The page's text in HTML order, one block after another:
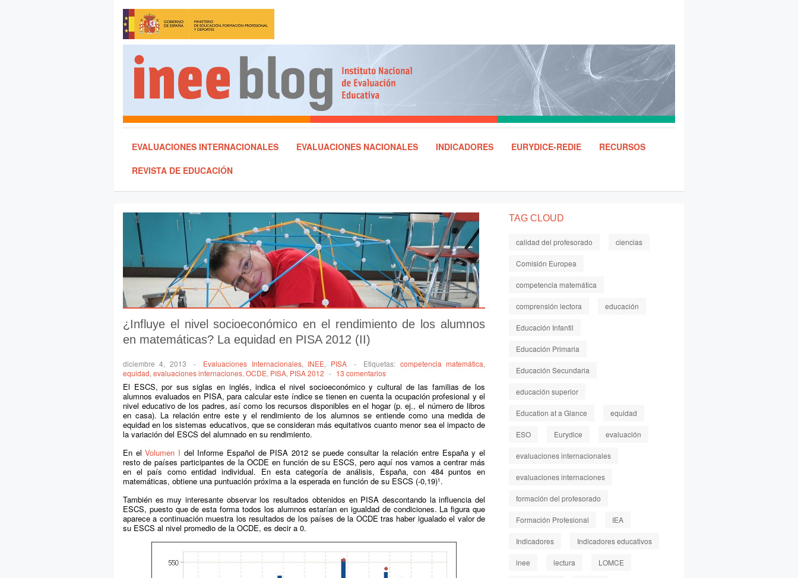
EVALUACIONES INTERNACIONALES EVALUACIONES NACIONALES INDICADORES EURYDICE-REDIE
RECURSOS
REVISTA DE EDUCACIÓN
¿Influye el nivel socioeconómico en el rendimiento de los alumnos
en matemáticas? La equidad en PISA 2012 (II)
diciembre 4, 2013 - Evaluaciones Internacionales, INEE, PISA - Etiquetas: competencia matemática,
equidad, evaluaciones internaciones, OCDE, PISA, PISA 2012 - 13 comentarios
El ESCS, por sus siglas en inglés, indica el nivel socioeconómico y cultural de las familias de los
alumnos evaluados en PISA, para calcular este índice se tienen en cuenta la ocupación profesional y el
nivel educativo de los padres, así como los recursos disponibles en el hogar (p. ej., el número de libros
en casa). La relación entre este y el rendimiento de los alumnos se entiende como una medida de
equidad en los sistemas educativos, que se consideran más equitativos cuanto menor sea el impacto de
la variación del ESCS del alumnado en su rendimiento.
En elVolumen I del Informe Español de PISA 2012 se puede consultar la relación entre España y el
resto de países participantes de la OCDE en función de su ESCS, pero aquí nos vamos a centrar más
en el país como entidad individual. En esta categoría de análisis, España, con 484 puntos en
matemáticas, obtiene una puntuación próxima a la esperada en función de su ESCS (-0,19)1 .
También es muy interesante observar los resultados obtenidos en PISA descontando la influencia del
ESCS, puesto que de esta forma todos los alumnos estarían en igualdad de condiciones. La figura que
aparece a continuación muestra los resultados de los países de la OCDE tras haber igualado el valor de
su ESCS al nivel promedio de la OCDE, es decir a 0.
TAG CLOUD
calidad del profesorado ciencias
Comisión Europea
competencia matemática
comprensión lectora educación
Educación Infantil
Educación Primaria
Educación Secundaria
educación superior
Education at a Glance equidad
ESO Eurydice evaluación
evaluaciones internacionales
evaluaciones internaciones
formación del profesorado
Formación Profesional IEA
Indicadores Indicadores educativos
inee lectura LOMCE